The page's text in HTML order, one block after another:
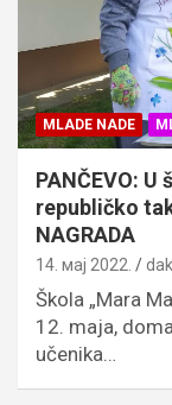
MLADE NADE
PANČEVO:
republičko
NAGRADA
14. мај 2022.
Škola „Mara
12. maja,
učenika…